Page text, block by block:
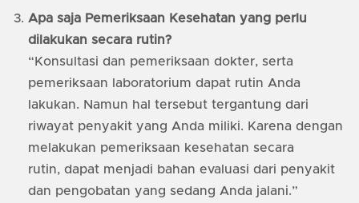
Apa saja Pemeriksaan Kesehatan yang perlu
dilakukan secara rutin?
“Konsultasi dan pemeriksaan dokter, serta
pemeriksaan laboratorium dapat rutin Anda
lakukan. Namun hal tersebut tergantung dari
riwayat penyakit yang Anda miliki. Karena dengan
melakukan pemeriksaan kesehatan secara
rutin, dapat menjadi bahan evaluasi dari penyakit
dan pengobatan yang sedang Anda jalani.”